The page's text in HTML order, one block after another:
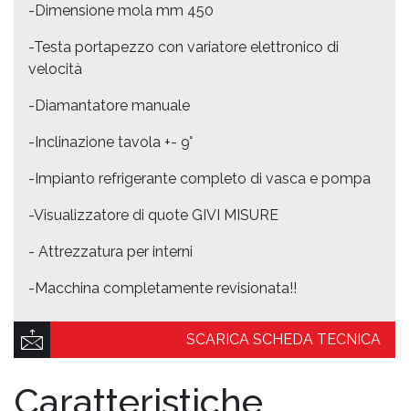
-Dimensione mola mm 450
-Testa portapezzo con variatore elettronico di
velocità
-Diamantatore manuale
-Inclinazione tavola +- 9°
-Impianto refrigerante completo di vasca e pompa
-Visualizzatore di quote GIVI MISURE
- Attrezzatura per interni
-Macchina completamente revisionata!!
SCARICA SCHEDA TECNICA
Caratteristiche